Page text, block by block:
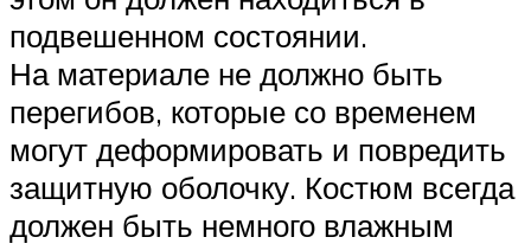
подвешенном состоянии.
На материале не должно быть
перегибов, которые со временем
могут деформировать и повредить
защитную оболочку. Костюм всегда
должен быть немного влажным